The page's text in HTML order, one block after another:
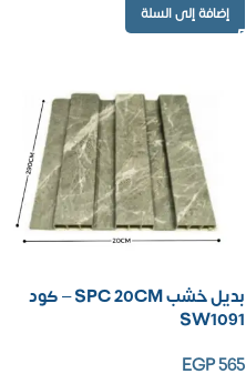
إضافة إلى السلة
بديل خشب SPC 20CM – كود
SW1091
EGP565